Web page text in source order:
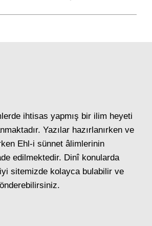
ihtisas yapmış bir ilim heyeti
Yazılar hazırlanırken ve
Ehl-i sünnet âlimlerinin
edilmektedir. Dinî konularda
sitemizde kolayca bulabilir ve